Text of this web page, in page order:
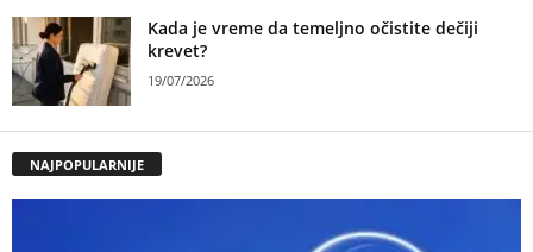
Kada je vreme da temeljno očistite dečiji
krevet?
19/07/2026
NAJPOPULARNIJE